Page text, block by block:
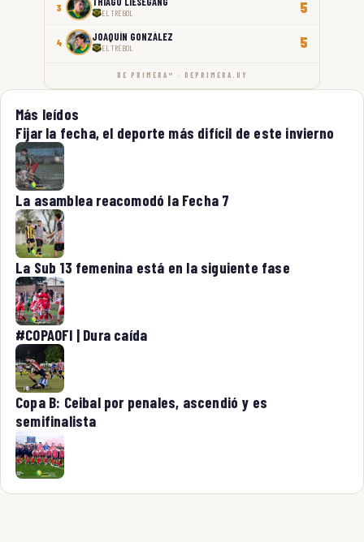
3 EL TRÉBOL 5
4 JOAQUÍN GONZÁLEZ
EL TRÉBOL 5
DE PRIMERA™ · DEPRIMERA.UY
Más leídos
Fijar la fecha, el deporte más difícil de este invierno
La asamblea reacomodó la Fecha 7
La Sub 13 femenina está en la siguiente fase
#COPAOFI | Dura caída
Copa B: Ceibal por penales, ascendió y es
semifinalista